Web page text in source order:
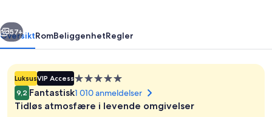
Neste
57+
OversiktRomBeliggenhetRegler
LuksusVIP AccessOvernattingssted
med
5.0
9,2 Fantastisk1 010 anmeldelser
Tidløs atmosfære i levende omgivelser